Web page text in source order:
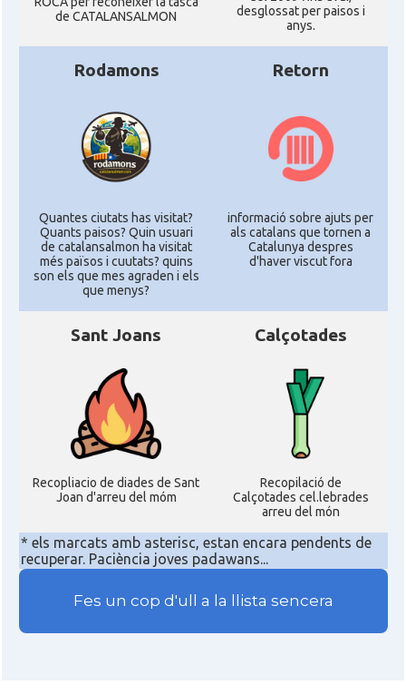
de CATALANSALMON
desglossat per paisos i
anys.
Rodamons
Quantes ciutats has visitat?
Quants paisos? Quin usuari
de catalansalmon ha visitat
més països i cuutats? quins
son els que mes agraden i els
que menys?
Retorn
informació sobre ajuts per
als catalans que tornen a
Catalunya despres
d'haver viscut fora
Sant Joans
Recopliacio de diades de Sant
Joan d'arreu del móm
Calçotades
Recopilació de
Calçotades cel.lebrades
arreu del món
* els marcats amb asterisc, estan encara pendents de
recuperar. Paciència joves padawans...
Fes un cop d'ull a la llista sencera